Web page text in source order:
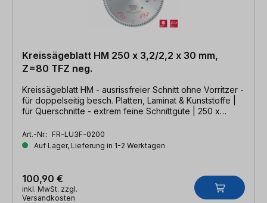
Kreissägeblatt HM 250 x 3,2/2,2 x 30 mm,
Z=80 TFZ neg.
Kreissägeblatt HM - ausrissfreier Schnitt ohne Vorritzer -
für doppelseitig besch. Platten, Laminat & Kunststoffe |
für Querschnitte - extrem feine Schnittgüte | 250 x
Art.-Nr.: FR-LU3F-0200
Auf Lager, Lieferung in 1-2 Werktagen
100,90 €
inkl. MwSt. zzgl.
Versandkosten